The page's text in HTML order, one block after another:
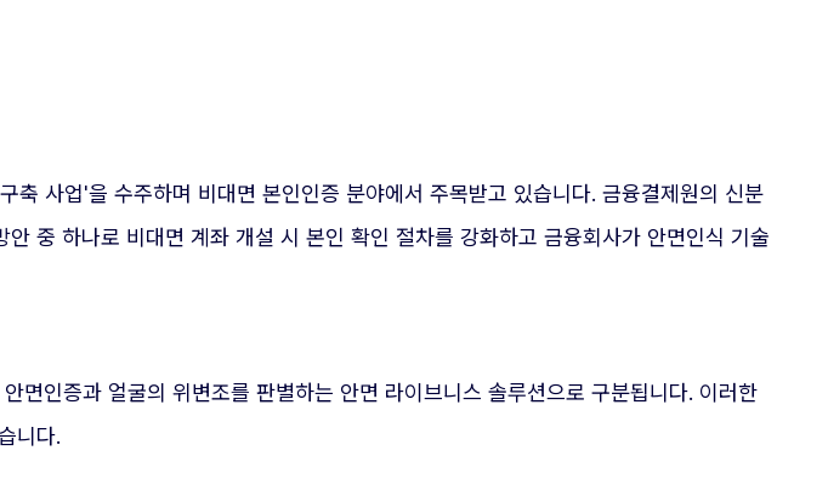
사업'을 수주하며 비대면 본인인증 분야에서 주목받고 있습니다. 금융결제원의 신분
중 하나로 비대면 계좌 개설 시 본인 확인 절차를 강화하고 금융회사가 안면인식 기술
면인증과 얼굴의 위변조를 판별하는 안면 라이브니스 솔루션으로 구분됩니다. 이러한
니다.